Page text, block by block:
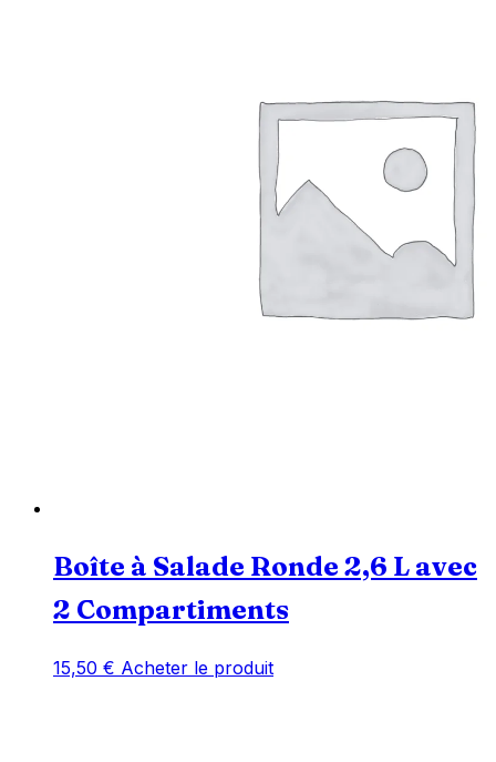
Boîte à Salade Ronde 2,6 L avec
2 Compartiments
15,50 € Acheter le produit